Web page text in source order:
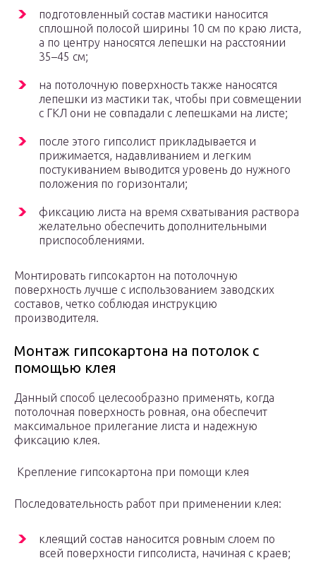
подготовленный состав мастики наносится
сплошной полосой ширины 10 см по краю листа,
а по центру наносятся лепешки на расстоянии
35–45 см;
на потолочную поверхность также наносятся
лепешки из мастики так, чтобы при совмещении
с ГКЛ они не совпадали с лепешками на листе;
после этого гипсолист прикладывается и
прижимается, надавливанием и легким
постукиванием выводится уровень до нужного
положения по горизонтали;
фиксацию листа на время схватывания раствора
желательно обеспечить дополнительными
приспособлениями.
Монтировать гипсокартон на потолочную
поверхность лучше с использованием заводских
составов, четко соблюдая инструкцию
производителя.
Монтаж гипсокартона на потолок с
помощью клея
Данный способ целесообразно применять, когда
потолочная поверхность ровная, она обеспечит
максимальное прилегание листа и надежную
фиксацию клея.
Крепление гипсокартона при помощи клея
Последовательность работ при применении клея:
клеящий состав наносится ровным слоем по
всей поверхности гипсолиста, начиная с краев;